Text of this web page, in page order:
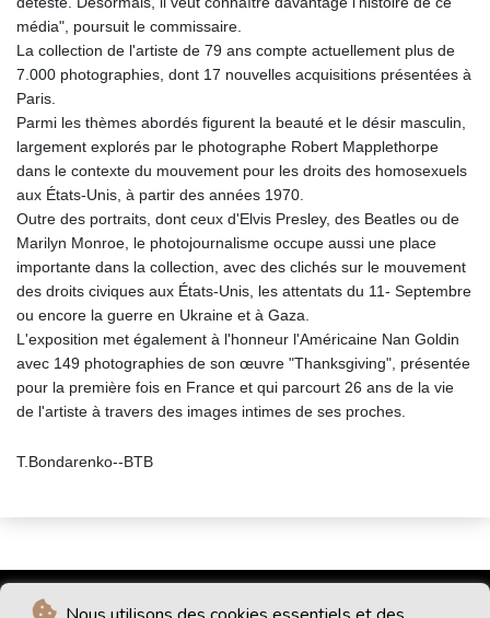
média", poursuit le commissaire.
La collection de l'artiste de 79 ans compte actuellement plus de
7.000 photographies, dont 17 nouvelles acquisitions présentées à
Paris.
Parmi les thèmes abordés figurent la beauté et le désir masculin,
largement explorés par le photographe Robert Mapplethorpe
dans le contexte du mouvement pour les droits des homosexuels
aux États-Unis, à partir des années 1970.
Outre des portraits, dont ceux d'Elvis Presley, des Beatles ou de
Marilyn Monroe, le photojournalisme occupe aussi une place
importante dans la collection, avec des clichés sur le mouvement
des droits civiques aux États-Unis, les attentats du 11- Septembre
ou encore la guerre en Ukraine et à Gaza.
L'exposition met également à l'honneur l'Américaine Nan Goldin
avec 149 photographies de son œuvre "Thanksgiving", présentée
pour la première fois en France et qui parcourt 26 ans de la vie
de l'artiste à travers des images intimes de ses proches.
T.Bondarenko--BTB